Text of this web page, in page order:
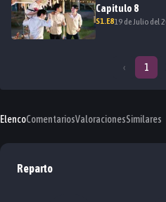
Capitulo 8
S1.E819 de Julio del
‹ 1
ElencoComentariosValoracionesSimilares
Reparto